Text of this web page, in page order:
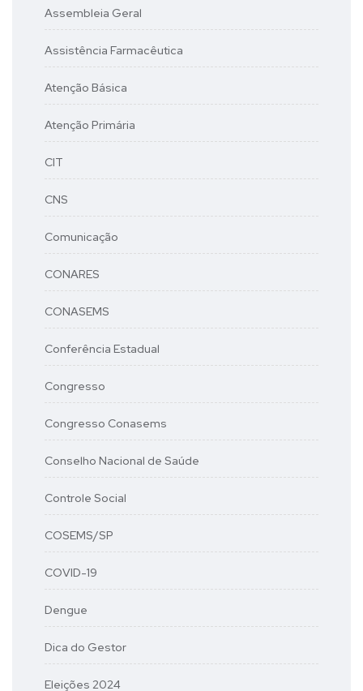
Assembleia Geral
Assistência Farmacêutica
Atenção Básica
Atenção Primária
CIT
CNS
Comunicação
CONARES
CONASEMS
Conferência Estadual
Congresso
Congresso Conasems
Conselho Nacional de Saúde
Controle Social
COSEMS/SP
COVID-19
Dengue
Dica do Gestor
Eleições 2024